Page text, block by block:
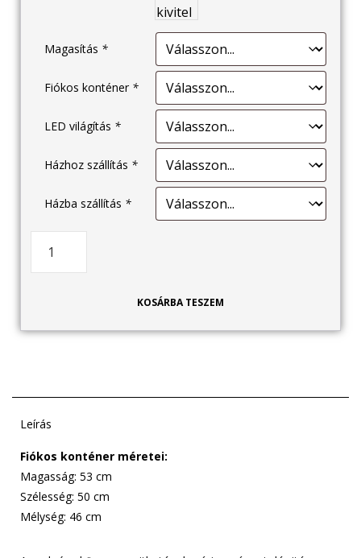
Magasítás *
Fiókos konténer *
LED világítás *
Házhoz szállítás *
Házba szállítás *
KOSÁRBA TESZEM
Leírás
Fiókos konténer méretei:
Magasság: 53 cm
Szélesség: 50 cm
Mélység: 46 cm